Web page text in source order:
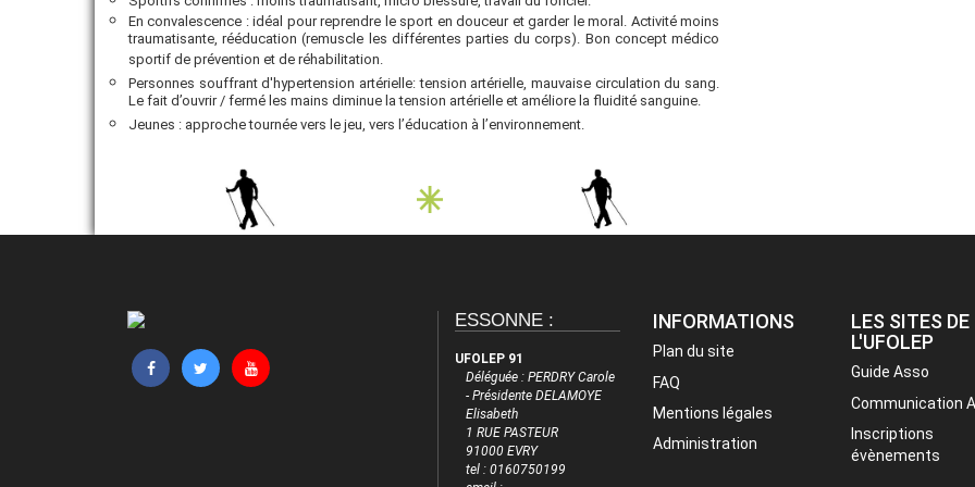
En convalescence : idéal pour reprendre le sport en douceur et garder le moral. Activité moins
traumatisante, rééducation (remuscle les différentes parties du corps). Bon concept médico
sportif de prévention et de réhabilitation.
Personnes souffrant d'hypertension artérielle: tension artérielle, mauvaise circulation du sang.
Le fait d’ouvrir / fermé les mains diminue la tension artérielle et améliore la fluidité sanguine.
Jeunes : approche tournée vers le jeu, vers l’éducation à l’environnement.
ESSONNE :
UFOLEP 91
Déléguée : PERDRY Carole
- Présidente DELAMOYE
Elisabeth
1 RUE PASTEUR
91000 EVRY
tel : 0160750199
INFORMATIONS
Plan du site
FAQ
Mentions légales
Administration
LES SITES DE
L'UFOLEP
Guide Asso
Communication
Inscriptions
évènements